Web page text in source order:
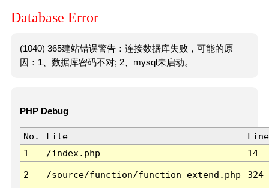
Database Error
(1040) 365建站错误警告：连接数据库失败，可能的原
因：1、数据库密码不对; 2、mysql未启动。
PHP Debug
No. File
Line
1
/index.php 14
2 /source/function/function_extend.php 324